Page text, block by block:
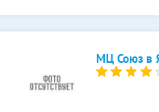
МЦ Союз в